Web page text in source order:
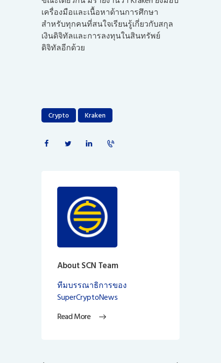
เครื่องมือและเนื้อหาด้านการศึกษา
สำหรับทุกคนที่สนใจเรียนรู้เกี่ยวกับสกุล
เงินดิจิทัลและการลงทุนในสินทรัพย์
ดิจิทัลอีกด้วย
Crypto Kraken
About SCN Team
ทีมบรรณาธิการของ
SuperCryptoNews
Read More